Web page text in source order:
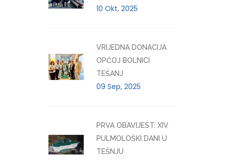
10 Okt, 2025
VRIJEDNA DONACIJA
OPĆOJ BOLNICI
TEŠANJ
09 Sep, 2025
PRVA OBAVIJEST: XIV
PULMOLOŠKI DANI U
TEŠNJU